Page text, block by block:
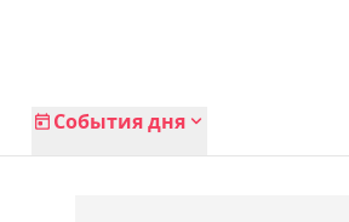
События дня